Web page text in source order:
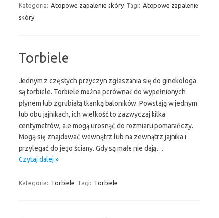
Kategoria: Atopowe zapalenie skóry Tagi: Atopowe zapalenie
skóry
Torbiele
Jednym z częstych przyczyn zgłaszania się do ginekologa
są torbiele. Torbiele można porównać do wypełnionych
płynem lub zgrubiałą tkanką baloników. Powstają w jednym
lub obu jajnikach, ich wielkość to zazwyczaj kilka
centymetrów, ale mogą urosnąć do rozmiaru pomarańczy.
Mogą się znajdować wewnątrz lub na zewnątrz jajnika i
przylegać do jego ściany. Gdy są małe nie dają…
Czytaj dalej »
Kategoria: Torbiele Tagi: Torbiele